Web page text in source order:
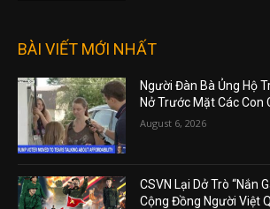
BÀI VIẾT MỚI NHẤT
Người Đàn Bà Ủng Hộ
Nở Trước Mặt Các Con
August 6, 2026
CSVN Lại Dở Trò “Nắn
Cộng Đồng Người Việt